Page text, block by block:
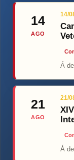
14
AGO
14/
Á
21
AGO
21/
Á